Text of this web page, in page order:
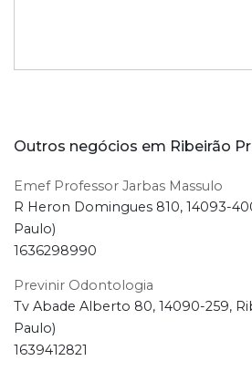
Outros negócios em Ribeirão
Emef Professor Jarbas Massulo
R Heron Domingues 810, 14093-
Paulo)
1636298990
Previnir Odontologia
Tv Abade Alberto 80, 14090-259,
Paulo)
1639412821